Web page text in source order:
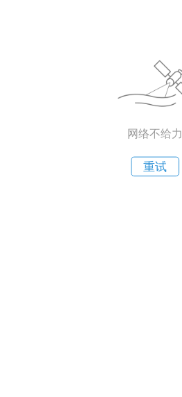
网络不给力
重试